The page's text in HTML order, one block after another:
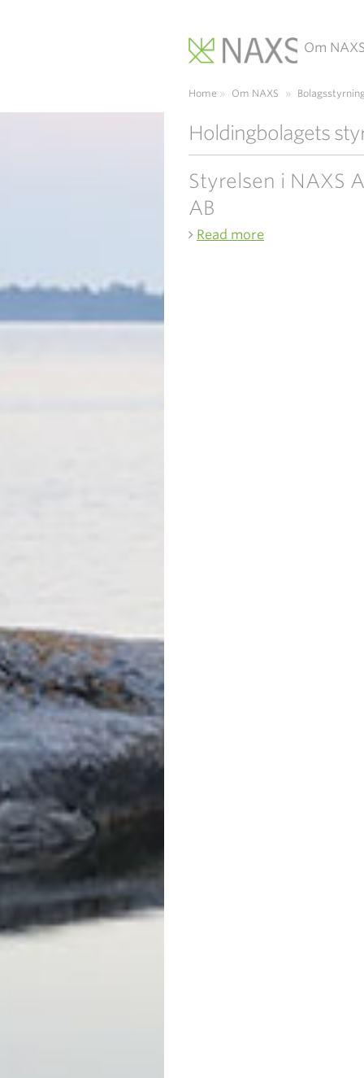
Om NAXS
Home » Om NAXS »
Holdingbolagets
Styrelsen i NAXS
AB
Read more